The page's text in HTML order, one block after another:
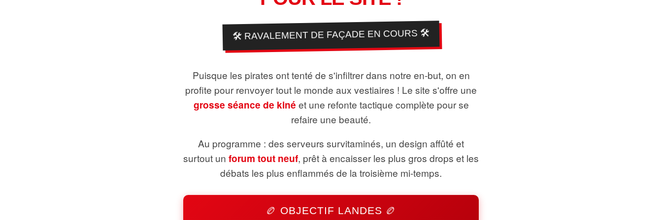
🛠️ RAVALEMENT DE FAÇADE EN COURS 🛠️
Puisque les pirates ont tenté de s'infiltrer dans notre en-but, on en
profite pour renvoyer tout le monde aux vestiaires ! Le site s'offre une
grosse séance de kiné et une refonte tactique complète pour se
refaire une beauté.
Au programme : des serveurs survitaminés, un design affûté et
surtout un forum tout neuf, prêt à encaisser les plus gros drops et les
débats les plus enflammés de la troisième mi-temps.
🏉 OBJECTIF LANDES 🏉